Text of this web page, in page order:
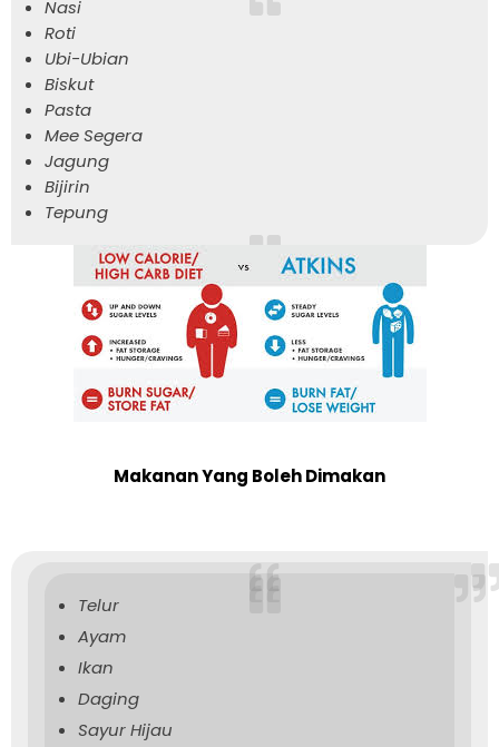
Nasi
Roti
Ubi-Ubian
Biskut
Pasta
Mee Segera
Jagung
Bijirin
Tepung
Makanan Yang Boleh Dimakan
Telur
Ayam
Ikan
Daging
Sayur Hijau